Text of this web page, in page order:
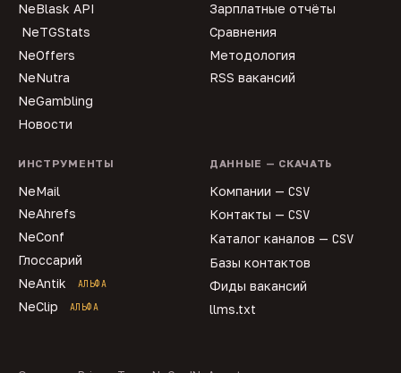
NeBlask API
NeTGStats
NeOffers
NeNutra
NeGambling
Новости
Зарплатные отчёты
Сравнения
Методология
RSS вакансий
ИНСТРУМЕНТЫ
NeMail
NeAhrefs
NeConf
Глоссарий
NeAntik
АЛЬФА
NeClip АЛЬФА
ДАННЫЕ — СКАЧАТЬ
Компании — CSV
Контакты — CSV
Каталог каналов — CSV
Базы контактов
Фиды вакансий
llms.txt